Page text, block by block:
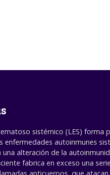
sistémico (LES) forma
enfermedades autoinmunes
una alteración de la
fabrica en exceso una